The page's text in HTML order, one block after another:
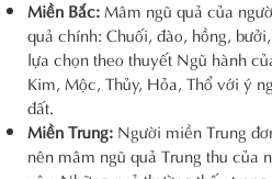
Miền Bắc: Mâm ngũ quả của
quả chính: Chuối, đào, hồng,
lựa chọn theo thuyết Ngũ hành
Kim, Mộc, Thủy, Hỏa, Thổ với ý
đất.
Miền Trung: Người miền Trung
nên mâm ngũ quả Trung thu của